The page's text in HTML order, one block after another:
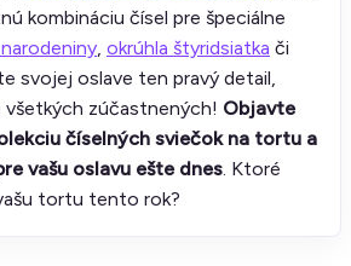
kombináciu čísel pre špeciálne
narodeniny, okrúhla štyridsiatka či
svojej oslave ten pravý detail,
všetkých zúčastnených! Objavte
číselných sviečok na tortu a
vašu oslavu ešte dnes. Ktoré
tortu tento rok?